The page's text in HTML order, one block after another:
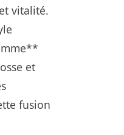
vitalité.
et
fusion